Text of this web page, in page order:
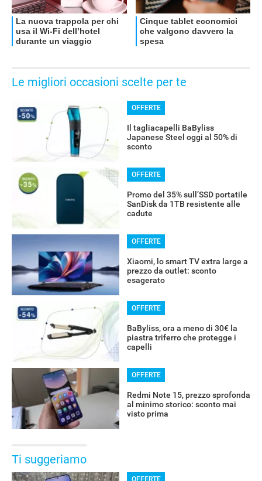
Le migliori occasioni scelte per te
OFFERTE
Il tagliacapelli BaByliss
Japanese Steel oggi al 50% di
sconto
OFFERTE
Promo del 35% sull’SSD portatile
SanDisk da 1TB resistente alle
cadute
OFFERTE
Xiaomi, lo smart TV extra large a
prezzo da outlet: sconto
esagerato
OFFERTE
BaByliss, ora a meno di 30€ la
piastra triferro che protegge i
capelli
OFFERTE
Redmi Note 15, prezzo sprofonda
al minimo storico: sconto mai
visto prima
Ti suggeriamo
OFFERTE